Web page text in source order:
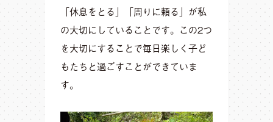
「休息をとる」「周りに頼る」が私
の大切にしていることです。この2つ
を大切にすることで毎日楽しく子ど
もたちと過ごすことができていま
す。